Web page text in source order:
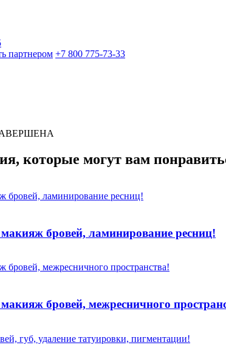
партнером +7 800 775-73-33
которые могут вам
бровей, ламинирование ресниц!
бровей, межресничного